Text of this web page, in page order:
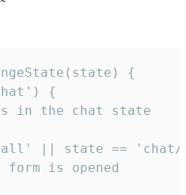
{
{
in the chat state
|| state ==
form is opened